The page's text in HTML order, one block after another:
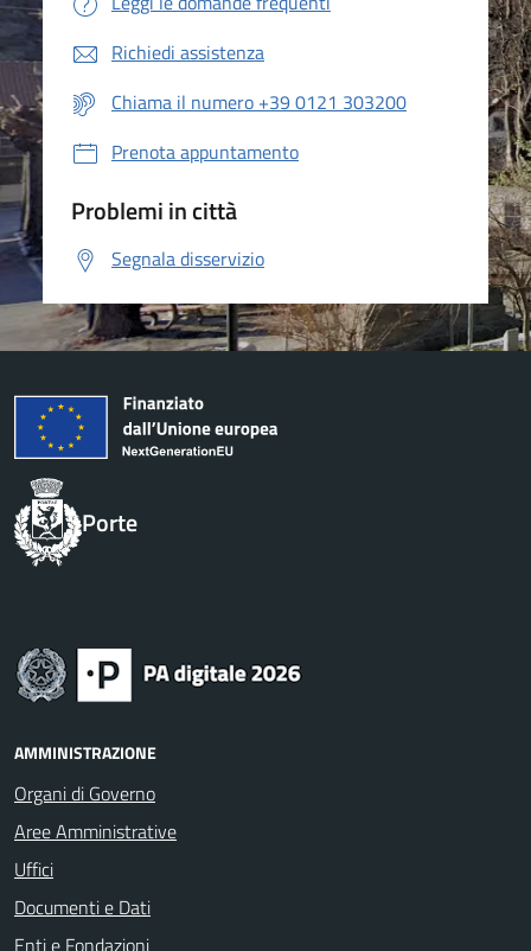
Richiedi assistenza
Chiama il numero +39 0121 303200
Prenota appuntamento
Problemi in città
Segnala disservizio
Porte
AMMINISTRAZIONE
Organi di Governo
Aree Amministrative
Uffici
Documenti e Dati
Enti e Fondazioni